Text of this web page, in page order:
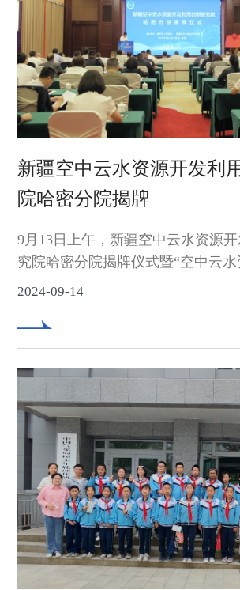
新疆空中云水资源开发利
院哈密分院揭牌
9月13日上午，新疆空中云水资源
究院哈密分院揭牌仪式暨“空中云水
用”研讨会在哈密宾馆举行。中国气
孙涛，自治区气象局党组副书记、
密市委副书记、市长吾拉木江·热
局党委委员、副局长马合木提·阿
相关活动。哈密市委副书记、教育
主持活动。
2024-09-14